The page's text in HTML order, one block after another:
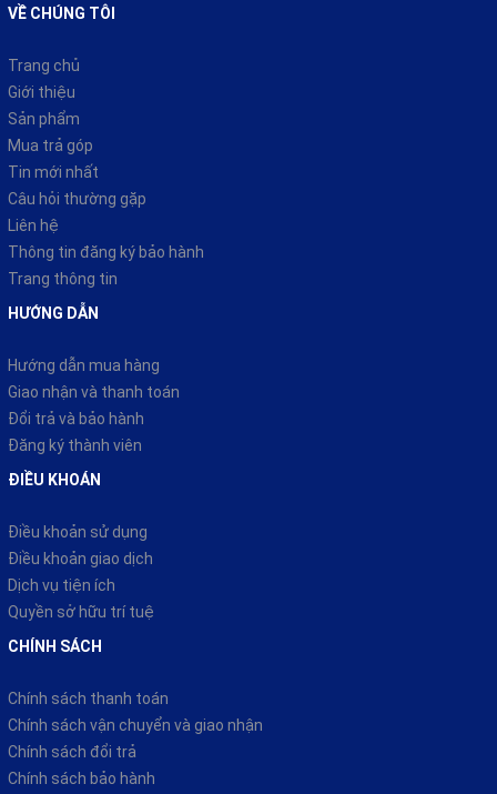
VỀ CHÚNG TÔI
Trang chủ
Giới thiệu
Sản phẩm
Mua trả góp
Tin mới nhất
Câu hỏi thường gặp
Liên hệ
Thông tin đăng ký bảo hành
Trang thông tin
HƯỚNG DẪN
Hướng dẫn mua hàng
Giao nhận và thanh toán
Đổi trả và bảo hành
Đăng ký thành viên
ĐIỀU KHOÁN
Điều khoản sử dụng
Điều khoản giao dịch
Dịch vụ tiện ích
Quyền sở hữu trí tuệ
CHÍNH SÁCH
Chính sách thanh toán
Chính sách vận chuyển và giao nhận
Chính sách đổi trả
Chính sách bảo hành